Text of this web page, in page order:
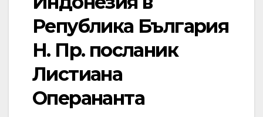
Република България
Н. Пр. посланик
Листиана
Оперананта